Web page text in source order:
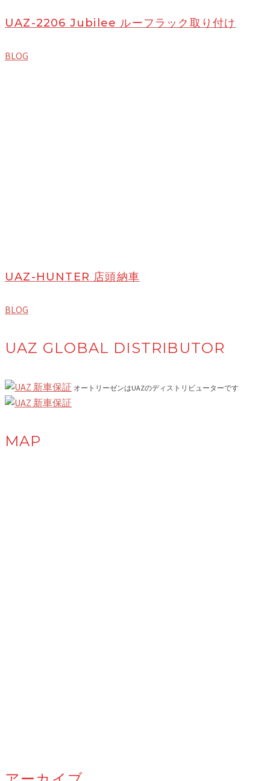
UAZ-2206 Jubilee ルーフラック取り付け
BLOG
UAZ-HUNTER 店頭納車
BLOG
UAZ GLOBAL DISTRIBUTOR
オートリーゼンはUAZのディストリビューターです
MAP